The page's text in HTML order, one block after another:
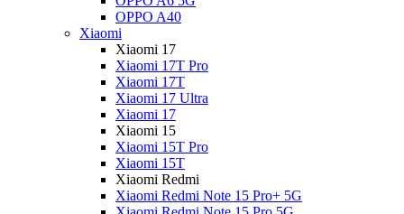
OPPO A40
Xiaomi
Xiaomi 17
Xiaomi 17T Pro
Xiaomi 17T
Xiaomi 17 Ultra
Xiaomi 17
Xiaomi 15
Xiaomi 15T Pro
Xiaomi 15T
Xiaomi Redmi
Xiaomi Redmi Note 15 Pro+ 5G